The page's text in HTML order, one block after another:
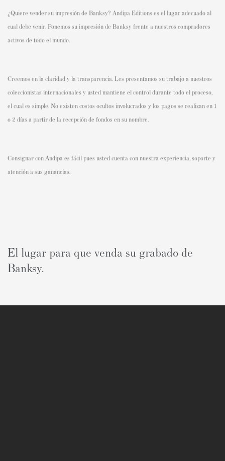
¿Quiere vender su impresión de Banksy? Andipa Editions es el lugar adecuado al
cual debe venir. Ponemos su impresión de Banksy frente a nuestros compradores
activos de todo el mundo.
Creemos en la claridad y la transparencia. Les presentamos su trabajo a nuestros
coleccionistas internacionales y usted mantiene el control durante todo el proceso,
el cual es simple. No existen costos ocultos involucrados y los pagos se realizan en 1
o 2 días a partir de la recepción de fondos en su nombre.
Consignar con Andipa es fácil pues usted cuenta con nuestra experiencia, soporte y
atención a sus ganancias.
El lugar para que venda su grabado de
Banksy.